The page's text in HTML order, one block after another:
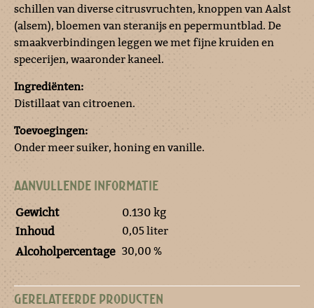
schillen van diverse citrusvruchten, knoppen van Aalst
(alsem), bloemen van steranijs en pepermuntblad. De
smaakverbindingen leggen we met fijne kruiden en
specerijen, waaronder kaneel.
Ingrediënten:
Distillaat van citroenen.
Toevoegingen:
Onder meer suiker, honing en vanille.
AANVULLENDE INFORMATIE
Gewicht
0.130 kg
Inhoud
0,05 liter
Alcoholpercentage 30,00 %
GERELATEERDE PRODUCTEN